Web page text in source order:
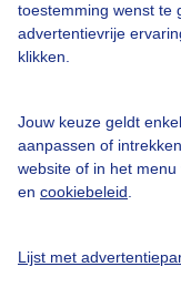
toestemming wenst te
advertentievrije
klikken.
Jouw keuze geldt
aanpassen of
website of in het
en cookiebeleid
Lijst met
Het is mooi weer en er
perfecte conditie voor
Onze William Huizinga